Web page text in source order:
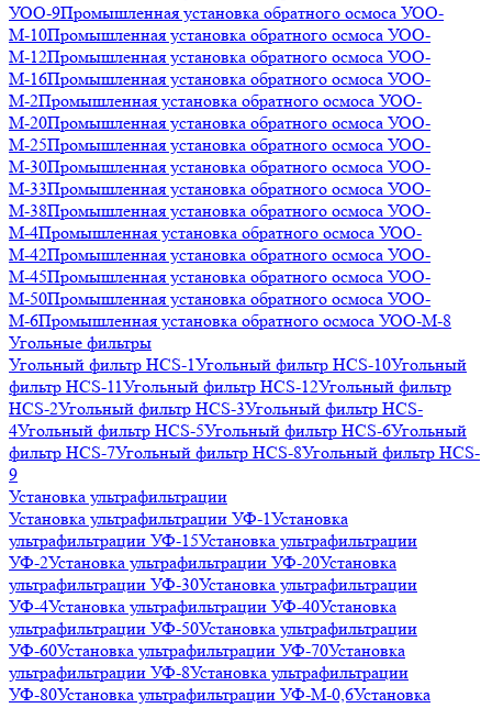
УОО-9Промышленная установка обратного осмоса УОО-
М-10Промышленная установка обратного осмоса УОО-
М-12Промышленная установка обратного осмоса УОО-
М-16Промышленная установка обратного осмоса УОО-
М-2Промышленная установка обратного осмоса УОО-
М-20Промышленная установка обратного осмоса УОО-
М-25Промышленная установка обратного осмоса УОО-
М-30Промышленная установка обратного осмоса УОО-
М-33Промышленная установка обратного осмоса УОО-
М-38Промышленная установка обратного осмоса УОО-
М-4Промышленная установка обратного осмоса УОО-
М-42Промышленная установка обратного осмоса УОО-
М-45Промышленная установка обратного осмоса УОО-
М-50Промышленная установка обратного осмоса УОО-
М-6Промышленная установка обратного осмоса УОО-М-8
Угольные фильтры
Угольный фильтр HСS-1Угольный фильтр HСS-10Угольный
фильтр HСS-11Угольный фильтр HСS-12Угольный фильтр
HСS-2Угольный фильтр HСS-3Угольный фильтр HСS-
4Угольный фильтр HСS-5Угольный фильтр HСS-6Угольный
фильтр HСS-7Угольный фильтр HСS-8Угольный фильтр HСS-
9
Установка ультрафильтрации
Установка ультрафильтрации УФ-1Установка
ультрафильтрации УФ-15Установка ультрафильтрации
УФ-2Установка ультрафильтрации УФ-20Установка
ультрафильтрации УФ-30Установка ультрафильтрации
УФ-4Установка ультрафильтрации УФ-40Установка
ультрафильтрации УФ-50Установка ультрафильтрации
УФ-60Установка ультрафильтрации УФ-70Установка
ультрафильтрации УФ-8Установка ультрафильтрации
УФ-80Установка ультрафильтрации УФ-М-0,6Установка